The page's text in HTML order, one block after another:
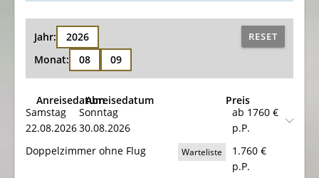
Jahr:
2026
Monat:
08 09
RESET
AnreisedatumAbreisedatum
Preis
Samstag
22.08.2026
Sonntag
30.08.2026
ab 1760 €
p.P.
Doppelzimmer ohne Flug
Warteliste 1.760 €
p.P.